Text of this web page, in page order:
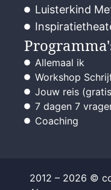
Luisterkind
Allemaal ik
Workshop
Jouw reis
7 dagen 7
Coaching
2012 – 2026 ©